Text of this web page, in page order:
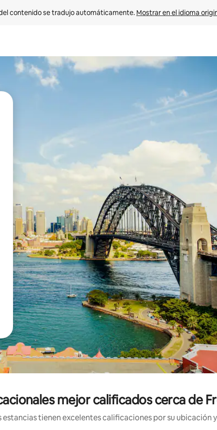
contenido se tradujo automáticamente. Mostrar en el idioma
usando las teclas de las flechas hacia arriba y hacia abajo, o bien
mejor calificados cerca de
estancias tienen excelentes calificaciones por su ubicación